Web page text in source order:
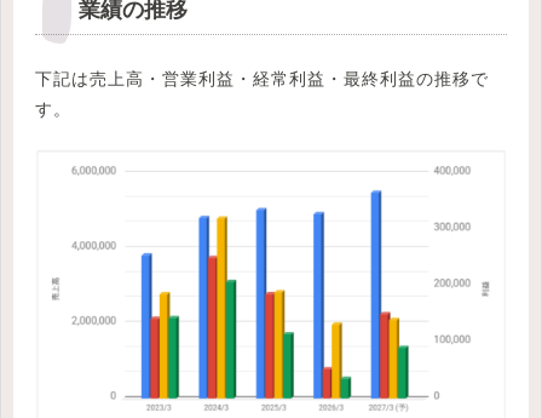
業績の推移
下記は売上高・営業利益・経常利益・最終利益の推移で
す。